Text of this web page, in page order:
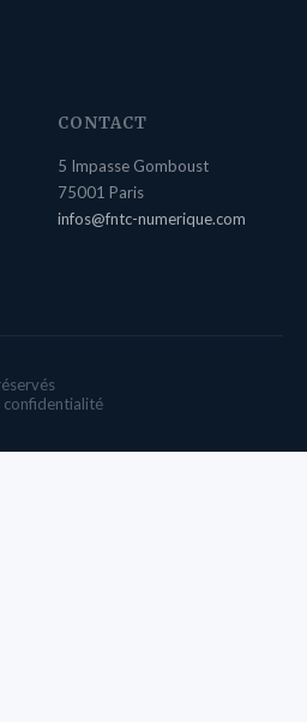
CONTACT
5 Impasse Gomboust
75001 Paris
infos@fntc-numerique.com
confidentialité